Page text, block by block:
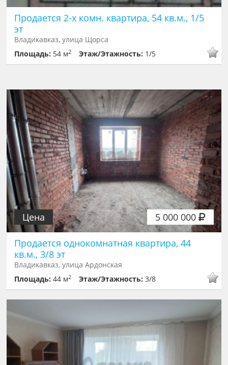
Продается 2-х комн. квартира, 54 кв.м., 1/5
эт
Владикавказ, улица Щорса
Площадь: 54 м2 Этаж/Этажность: 1/5
5 000 000
Цена
Продается однокомнатная квартира, 44
кв.м., 3/8 эт
Владикавказ, улица Ардонская
Площадь:44 м2 Этаж/Этажность:3/8